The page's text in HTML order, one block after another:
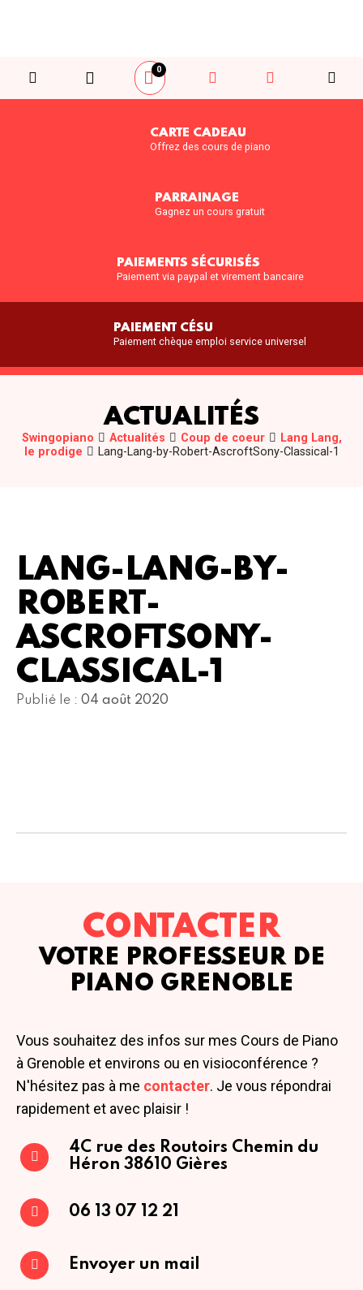
0
CARTE CADEAU
Offrez des cours de piano
PARRAINAGE
Gagnez un cours gratuit
PAIEMENTS SÉCURISÉS
Paiement via paypal et virement bancaire
PAIEMENT CÉSU
Paiement chèque emploi service universel
ACTUALITÉS
Swingopiano Actualités Coup de coeur
Lang Lang,
le prodige
Lang-Lang-by-Robert-AscroftSony-Classical-1
LANG-LANG-BY-
ROBERT-
ASCROFTSONY-
CLASSICAL-1
Publié le : 04 août 2020
CONTACTER
VOTRE PROFESSEUR DE
PIANO GRENOBLE
Vous souhaitez des infos sur mes Cours de Piano
à Grenoble et environs ou en visioconférence ?
N'hésitez pas à me contacter. Je vous répondrai
rapidement et avec plaisir !
4C rue des Routoirs Chemin du
Héron 38610 Gières
06 13 07 12 21
Envoyer un mail